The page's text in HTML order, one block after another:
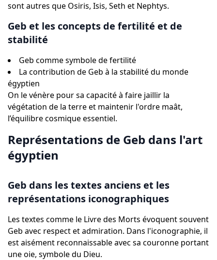
sont autres que Osiris, Isis, Seth et Nephtys.
Geb et les concepts de fertilité et de
stabilité
Geb comme symbole de fertilité
La contribution de Geb à la stabilité du monde
égyptien
On le vénère pour sa capacité à faire jaillir la
végétation de la terre et maintenir l'ordre maât,
l’équilibre cosmique essentiel.
Représentations de Geb dans l'art
égyptien
Geb dans les textes anciens et les
représentations iconographiques
Les textes comme le Livre des Morts évoquent souvent
Geb avec respect et admiration. Dans l'iconographie, il
est aisément reconnaissable avec sa couronne portant
une oie, symbole du Dieu.